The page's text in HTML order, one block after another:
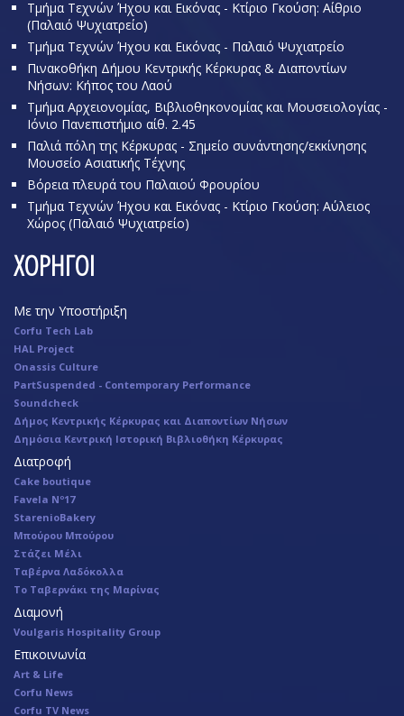
Τμήμα Τεχνών Ήχου και Εικόνας - Κτίριο Γκούση: Αίθριο
(Παλαιό Ψυχιατρείο)
Τμήμα Τεχνών Ήχου και Εικόνας - Παλαιό Ψυχιατρείο
Πινακοθήκη Δήμου Κεντρικής Κέρκυρας & Διαποντίων
Νήσων: Κήπος του Λαού
Τμήμα Αρχειονομίας, Βιβλιοθηκονομίας και Μουσειολογίας -
Ιόνιο Πανεπιστήμιο αίθ. 2.45
Παλιά πόλη της Κέρκυρας - Σημείο συνάντησης/εκκίνησης
Μουσείο Ασιατικής Τέχνης
Βόρεια πλευρά του Παλαιού Φρουρίου
Τμήμα Τεχνών Ήχου και Εικόνας - Κτίριο Γκούση: Αύλειος
Χώρος (Παλαιό Ψυχιατρείο)
ΧΟΡΗΓΟΙ
Με την Υποστήριξη
Corfu Tech Lab
HAL Project
Onassis Culture
PartSuspended - Contemporary Performance
Soundcheck
Δήμος Κεντρικής Κέρκυρας και Διαποντίων Νήσων
Δημόσια Κεντρική Ιστορική Βιβλιοθήκη Κέρκυρας
Διατροφή
Cake boutique
Favela Nº17
StarenioBakery
Μπούρου Μπούρου
Στάζει Μέλι
Ταβέρνα Λαδόκολλα
Το Ταβερνάκι της Μαρίνας
Διαμονή
Voulgaris Hospitality Group
Επικοινωνία
Art & Life
Corfu News
Corfu TV News